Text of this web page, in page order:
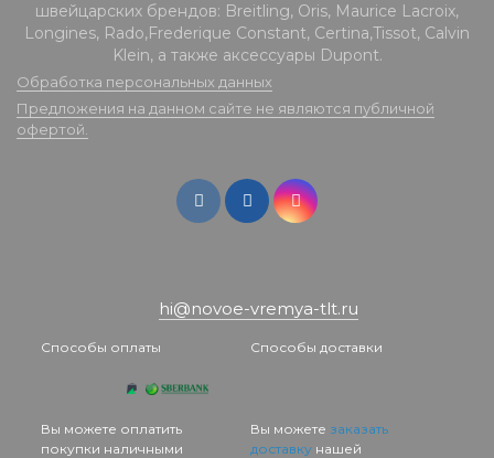
швейцарских брендов: Breitling, Oris, Maurice Lacroix,
Longines, Rado,Frederique Constant, Certina,Tissot, Calvin
Klein, а также аксессуары Dupont.
Обработка персональных данных
Предложения на данном сайте не являются публичной
офертой.
hi@novoe-vremya-tlt.ru
Способы оплаты
Вы можете оплатить
покупки наличными
Способы доставки
Вы можете заказать
доставкунашей